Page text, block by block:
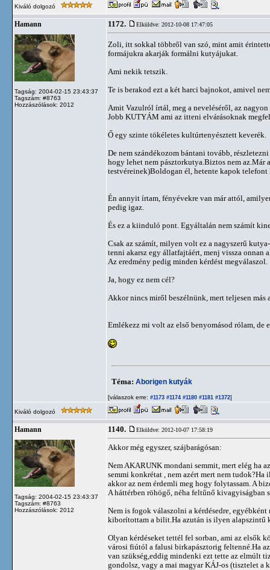
Kiváló dolgozó
Hamann
Tagság: 2004-02-15 23:43:37
Tagszám: #8763
Hozzászólások: 2012
1172. Elküldve: 2012-10-08 17:47:05
Zoli, itt sokkal többről van szó, mint amit
formájukra akarják formálni kutyájukat.
Ami nekik tetszik.
Te is berakod ezt a két harci bajnokot, amivel
Amit Vazulról írtál, meg a neveléséről, az
Jobb KUTYÁM ami az itteni elvárásoknak
Ő egy szinte tökéletes kultúrtenyésztett keverék.
De nem szándékozom bántani tovább,
hogy lehet nem pásztorkutya.Biztos nem az.Már
testvéreinek)Boldogan él, hetente kapok
Én annyit írtam, fényévekre van már attól,
pedig igaz.
És ez a kiinduló pont. Egyáltalán nem számít
Csak az számít, milyen volt ez a nagyszerű
tenni akarsz egy állatfajtáért, menj vissza onnan
Az eredmény pedig minden kérdést megválaszol.
Ja, hogy ez nem cél?
Akkor nincs miről beszélnünk, mert teljesen más
Emlékezz mi volt az első benyomásod rólam, de
Téma: Aborigen kutyák
[válaszok erre: #1173 #1174 #1180 #1181 #1372]
Kiváló dolgozó
Hamann
Tagság: 2004-02-15 23:43:37
Tagszám: #8763
Hozzászólások: 2012
1140. Elküldve: 2012-10-07 17:58:19
Akkor még egyszer, szájbarágósan:
Nem AKARUNK mondani semmit, mert elég ha
semmi konkrétat , nem azért mert nem
akkor az nem érdemli meg hogy folytassam. A
A háttérben röhögő, néha feltűnő
Nem is fogok válaszolni a kérdésedre,
kiborítottam a bilit.Ha azután is ilyen alapszintű
Olyan kérdéseket tettél fel sorban, ami az elsők
városi fiútól a falusi birkapásztorig feltenné.Ha
van szükség,eddig mindenki ezt tette az elmúlt
gondolsz, vagy a mai magyar KÁJ-os (tisztelet a